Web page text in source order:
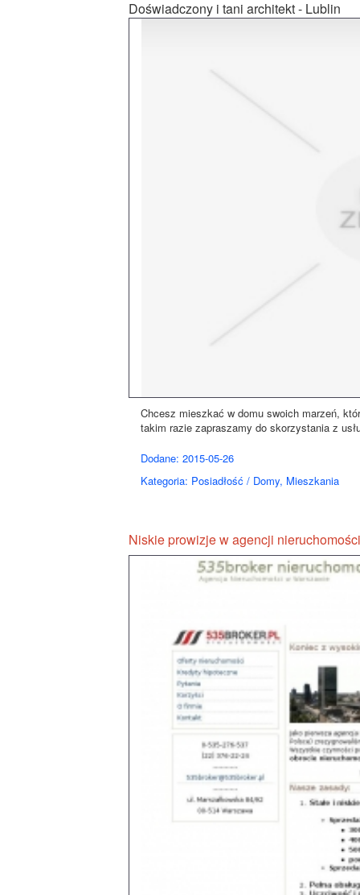
Doświadczony i tani architekt - Lublin
Chcesz mieszkać w domu swoich marzeń,
takim razie zapraszamy do skorzystania z
Dodane: 2015-05-26
Kategoria: Posiadłość / Domy, Mieszkania
Niskie prowizje w agencji nieruchomości